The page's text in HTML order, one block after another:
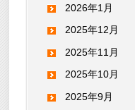
2026年1月
2025年12月
2025年11月
2025年10月
2025年9月